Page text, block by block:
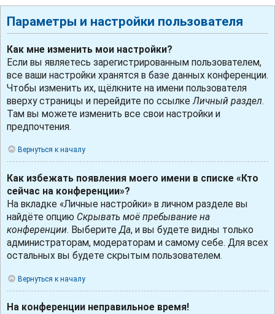
Параметры и настройки пользователя
Как мне изменить мои настройки?
Если вы являетесь зарегистрированным пользователем,
все ваши настройки хранятся в базе данных конференции.
Чтобы изменить их, щёлкните на имени пользователя
вверху страницы и перейдите по ссылкеЛичный раздел.
Там вы можете изменить все свои настройки и
предпочтения.
Вернуться к началу
Как избежать появления моего имени в списке «Кто
сейчас на конференции»?
На вкладке «Личные настройки» в личном разделе вы
найдёте опцию Скрывать моё пребывание на
конференции. ВыберитеДа, и вы будете видны только
администраторам, модераторам и самому себе. Для всех
остальных вы будете скрытым пользователем.
Вернуться к началу
На конференции неправильное время!